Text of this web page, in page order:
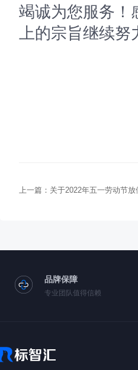
竭诚为您服务！
上的宗旨继续努
上一篇： 关于2022年五一劳动节放
品牌保障
专业团队值得信赖